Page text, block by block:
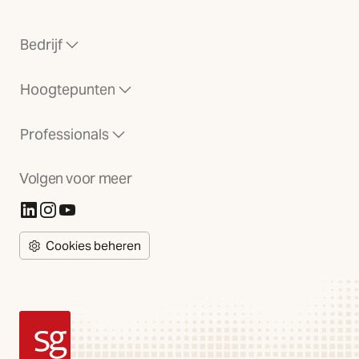
Bedrijf
Hoogtepunten
Professionals
Volgen voor meer
(Opent in nieuw tabblad)
(Opent in nieuw tabblad)
(Opent in nieuw tabblad)
Cookies beheren